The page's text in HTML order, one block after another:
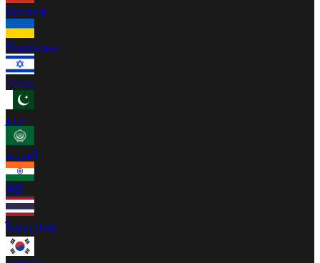
Русский
Українська
עברית
اردو
العربية
हिंदी
ไทย (Thai)